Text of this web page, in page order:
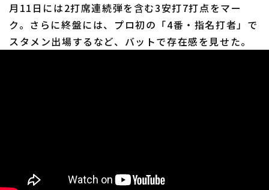
月11日には2打席連続弾を含む3安打7打点をマー
ク。さらに終盤には、プロ初の「4番・指名打者」で
スタメン出場するなど、バットで存在感を見せた。